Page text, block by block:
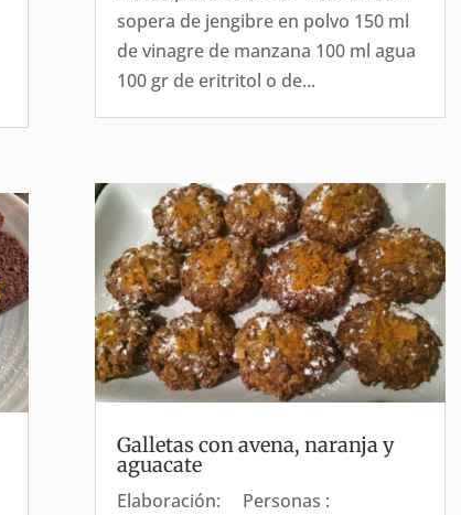
sopera de jengibre en polvo 150 ml
de vinagre de manzana 100 ml agua
100 gr de eritritol o de...
Galletas con avena, naranja y
aguacate
Elaboración: Personas :